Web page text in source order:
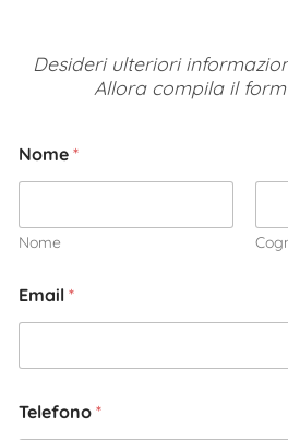
Desideri ulteriori
Allora compila il
Nome *
Nome
Email *
Telefono *